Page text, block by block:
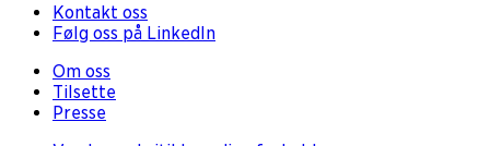
Kontakt oss
Følg oss på LinkedIn
Om oss
Tilsette
Presse